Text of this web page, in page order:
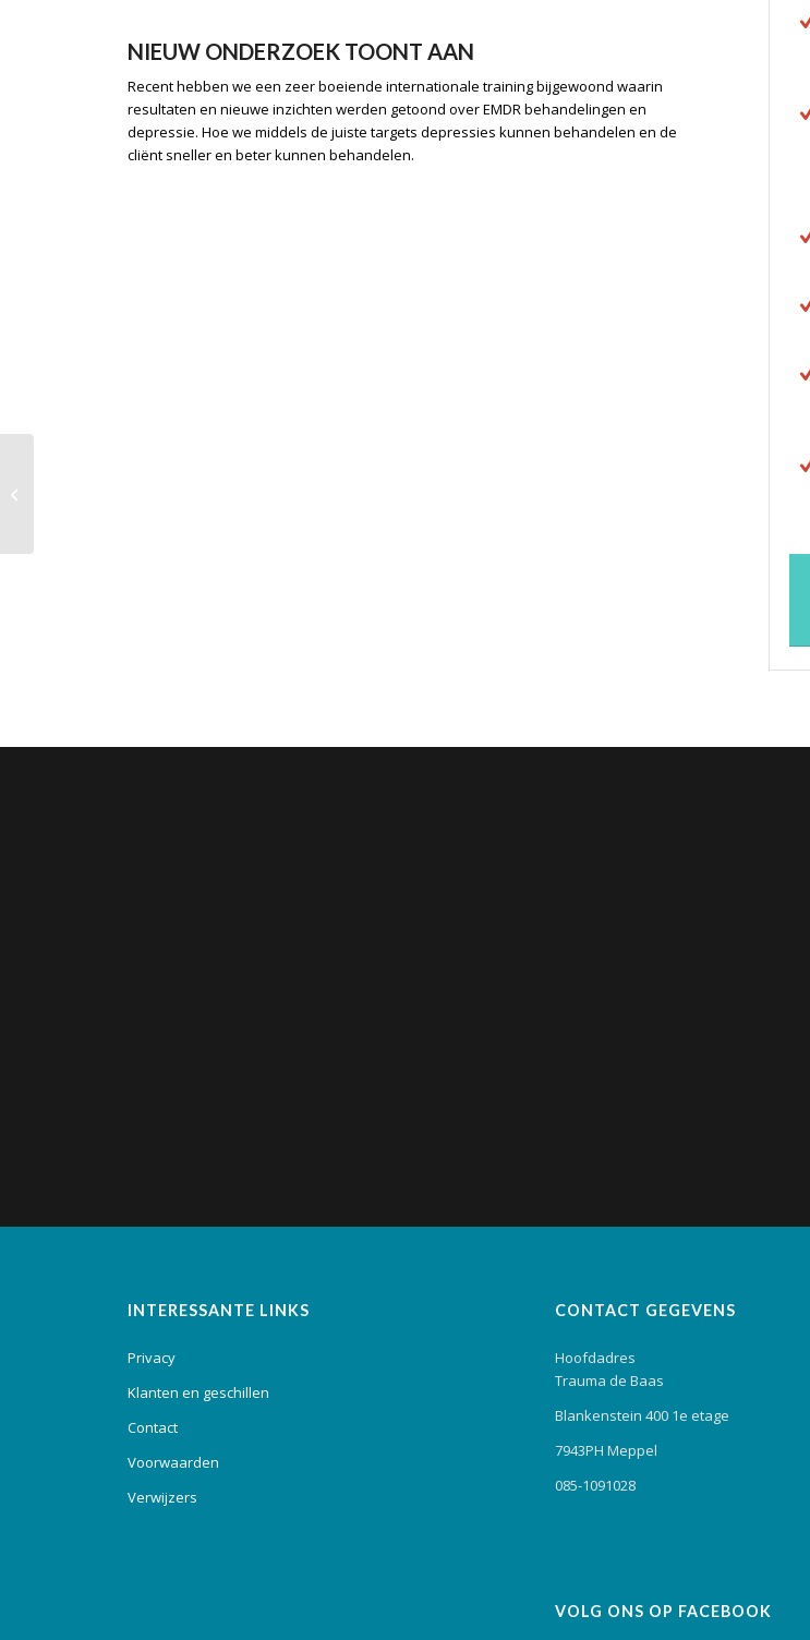
NIEUW ONDERZOEK TOONT AAN
Recent hebben we een zeer boeiende internationale training bijgewoond waarin
resultaten en nieuwe inzichten werden getoond over EMDR behandelingen en
depressie. Hoe we middels de juiste targets depressies kunnen behandelen en de
cliënt sneller en beter kunnen behandelen.
INTERESSANTE LINKS
Privacy
Klanten en geschillen
Contact
Voorwaarden
Verwijzers
CONTACT GEGEVENS
Hoofdadres
Trauma de Baas
Blankenstein 400 1e etage
7943PH Meppel
085-1091028
VOLG ONS OP FACEBOOK